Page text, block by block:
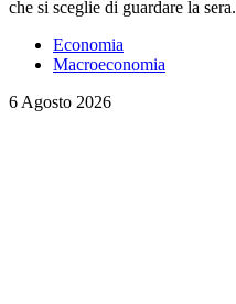
che si sceglie di guardare la sera.
Economia
Macroeconomia
6 Agosto 2026